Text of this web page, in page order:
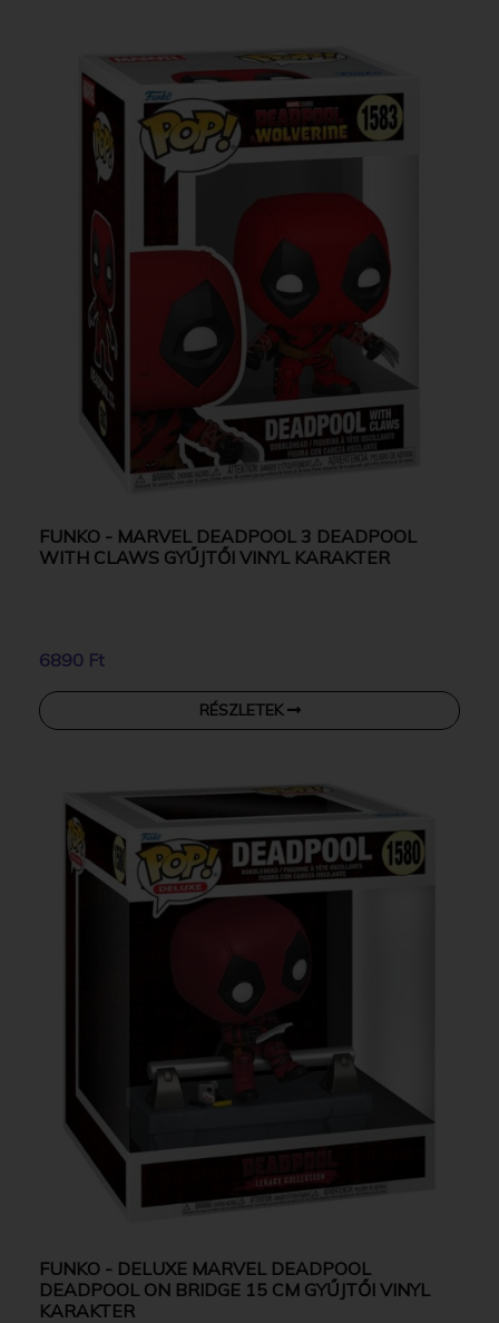
FUNKO - MARVEL DEADPOOL 3 DEADPOOL
WITH CLAWS GYŰJTŐI VINYL KARAKTER
6890 Ft
RÉSZLETEK
FUNKO - DELUXE MARVEL DEADPOOL
DEADPOOL ON BRIDGE 15 CM GYŰJTŐI VINYL
KARAKTER